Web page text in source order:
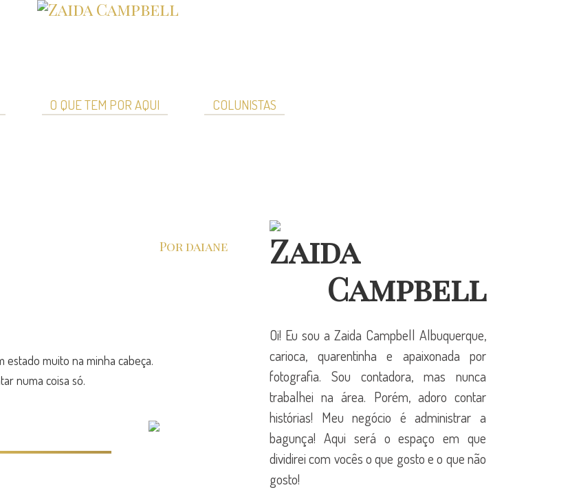
O QUE TEM POR AQUI
COLUNISTAS
Por daiane
muito na minha cabeça.
numa coisa só.
Zaida
Campbell
Oi! Eu sou a Zaida Campbell Albuquerque,
carioca, quarentinha e apaixonada por
fotografia. Sou contadora, mas nunca
trabalhei na área. Porém, adoro contar
histórias! Meu negócio é administrar a
bagunça! Aqui será o espaço em que
dividirei com vocês o que gosto e o que não
gosto!